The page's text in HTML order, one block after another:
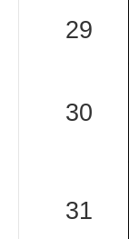
29
30
31